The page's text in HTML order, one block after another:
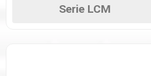
Serie LCM